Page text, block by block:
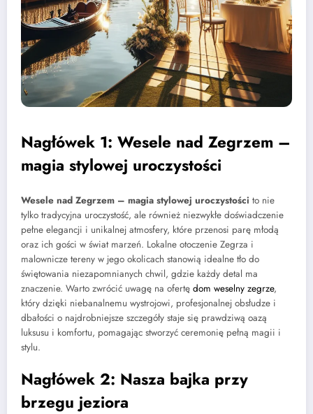
Nagłówek 1: Wesele nad Zegrzem –
magia stylowej uroczystości
Wesele nad Zegrzem – magia stylowej uroczystości to nie
tylko tradycyjna uroczystość, ale również niezwykłe doświadczenie
pełne elegancji i unikalnej atmosfery, które przenosi parę młodą
oraz ich gości w świat marzeń. Lokalne otoczenie Zegrza i
malownicze tereny w jego okolicach stanowią idealne tło do
świętowania niezapomnianych chwil, gdzie każdy detal ma
znaczenie. Warto zwrócić uwagę na ofertę dom weselny zegrze,
który dzięki niebanalnemu wystrojowi, profesjonalnej obsłudze i
dbałości o najdrobniejsze szczegóły staje się prawdziwą oazą
luksusu i komfortu, pomagając stworzyć ceremonię pełną magii i
stylu.
Nagłówek 2: Nasza bajka przy
brzegu jeziora